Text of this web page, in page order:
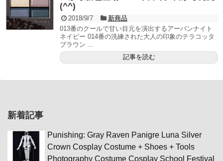
(^^)
2018/9/7
新商品
013番のクールで甘い目元を演出するアーバンナイト
ネイビー 014番の洗練された大人の印象のテラコッタ
ブラウン ...
記事を読む
新着記事
Punishing: Gray Raven Panigre Luna Silver
Crown Cosplay Costume + Shoes + Tools
Photography Costume Cosplay School Festival